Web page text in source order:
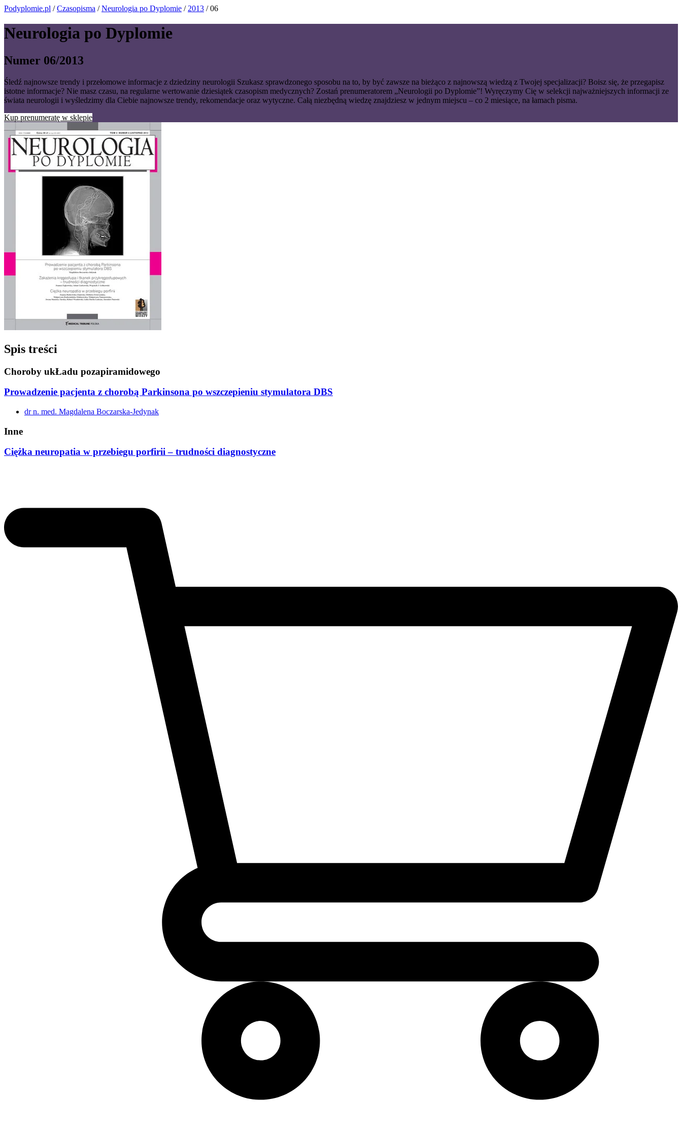
Podyplomie.pl /Czasopisma /Neurologia po Dyplomie / 2013 / 06
Neurologia po Dyplomie
Numer 06/2013
Śledź najnowsze trendy i przełomowe informacje z dziedziny neurologii Szukasz sprawdzonego sposobu na to, by być zawsze na bieżąco z najnowszą wiedzą z Twojej specjalizacji? Boisz się, że przegapisz
istotne informacje? Nie masz czasu, na regularne wertowanie dziesiątek czasopism medycznych? Zostań prenumeratorem „Neurologii po Dyplomie”! Wyręczymy Cię w selekcji najważniejszych informacji ze
świata neurologii i wyśledzimy dla Ciebie najnowsze trendy, rekomendacje oraz wytyczne. Całą niezbędną wiedzę znajdziesz w jednym miejscu – co 2 miesiące, na łamach pisma.
Kup prenumeratę w sklepie
Spis treści
Choroby ukŁadu pozapiramidowego
Prowadzenie pacjenta z chorobą Parkinsona po wszczepieniu stymulatora DBS
dr n. med. Magdalena Boczarska-Jedynak
Inne
Ciężka neuropatia w przebiegu porfirii – trudności diagnostyczne